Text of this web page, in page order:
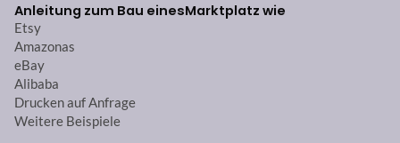
Anleitung zum Bau einesMarktplatz wie
Etsy
Amazonas
eBay
Alibaba
Drucken auf Anfrage
Weitere Beispiele